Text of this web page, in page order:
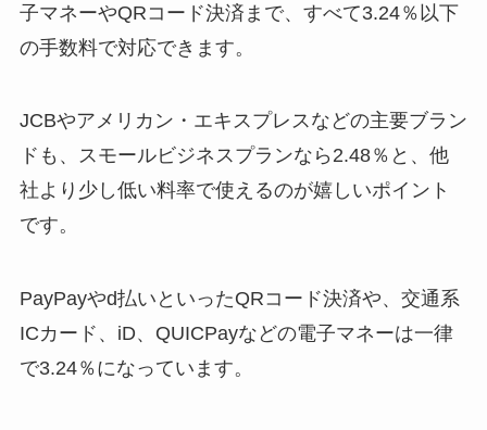
子マネーやQRコード決済まで、すべて3.24％以下
の手数料で対応できます。
JCBやアメリカン・エキスプレスなどの主要ブラン
ドも、スモールビジネスプランなら2.48％と、他
社より少し低い料率で使えるのが嬉しいポイント
です。
PayPayやd払いといったQRコード決済や、交通系
ICカード、iD、QUICPayなどの電子マネーは一律
で3.24％になっています。